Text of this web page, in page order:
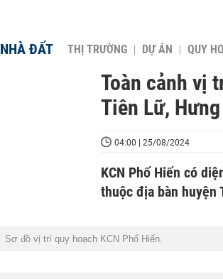
NHÀ ĐẤT THỊ TRƯỜNG DỰ ÁN QUY
Toàn cảnh vị
Tiên Lữ, Hưng
04:00 | 25/08/2024
KCN Phố Hiến có
thuộc địa bàn huyện
Sơ đồ vị trí quy hoạch KCN Phố Hiến.